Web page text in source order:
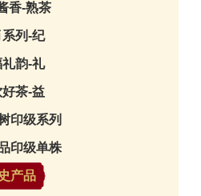
香-熟茶
列-纪
韵-礼
茶-益
印级系列
印级单株
产品